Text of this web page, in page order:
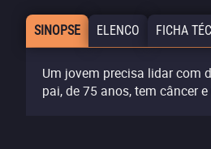
SINOPSE ELENCO FICHA
Um jovem precisa lidar com
pai, de 75 anos, tem câncer